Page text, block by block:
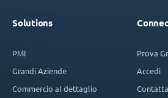
Solutions
PMI
Grandi Aziende
Commercio al dettaglio
Prova
Accedi